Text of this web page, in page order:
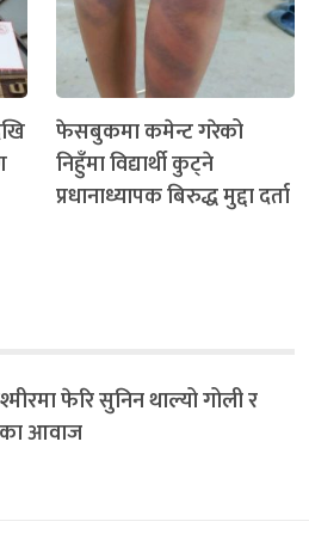
फेसबुकमा कमेन्ट गरेको
निहुँमा विद्यार्थी कुट्ने
प्रधानाध्यापक बिरुद्ध मुद्दा दर्ता
फेरि सुनिन थाल्यो गोली र
आवाज